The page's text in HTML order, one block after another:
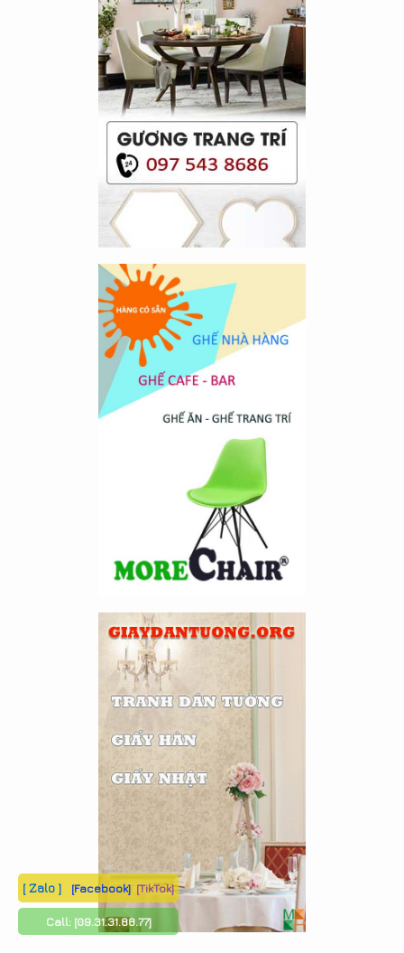
các loại vách kính khác đều
cần có quy trình thi công
công rõ ràng và từng bước
cụ thể để đảm bảo được độ
chắc chắn và an toàn khi sử
dụng.
Read More
[ Zalo ] [Facebook] [TikTok]
Call: [09.31.31.88.77]